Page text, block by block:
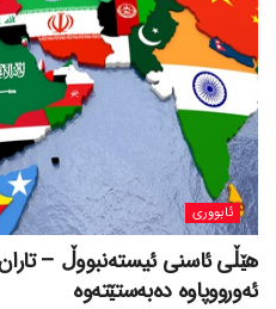
ئابووری
هێڵی ئاسنی ئیستەنبووڵ –
ئەورووپاوە دەبەستێتەوە